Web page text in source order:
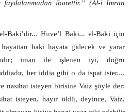
faydalanmadan ibarettir.” (Âl-i İmran
Baki’dir... Huve’l Baki... el-Baki için
baki hayata gidecek ve yarar
iman ile işlenen iyi, doğru
her iddia gibi o da ispat ister....
nasihat isteyen birisine Vaiz şöyle der:
isteyen, hayır öldü, deyince, Vaiz,